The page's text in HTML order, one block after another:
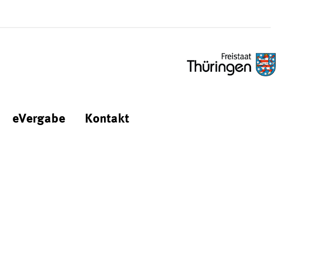
eVergabe Kontakt